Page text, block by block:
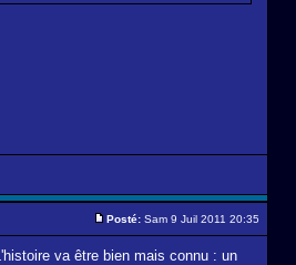
Posté: Sam 9 Juil 2011 20:35
va être bien mais connu : un